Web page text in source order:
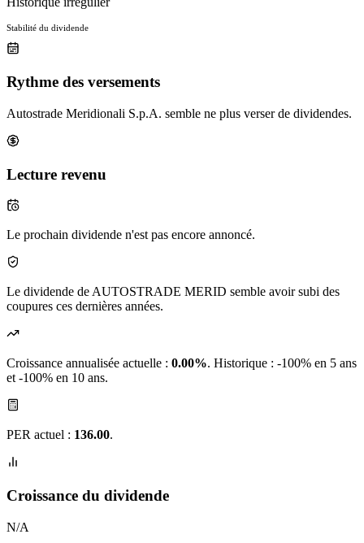
Stabilité du dividende
Rythme des versements
Autostrade Meridionali S.p.A. semble ne plus verser de dividendes.
Lecture revenu
Le prochain dividende n'est pas encore annoncé.
Le dividende de AUTOSTRADE MERID semble avoir subi des
coupures ces dernières années.
Croissance annualisée actuelle : 0.00%. Historique : -100% en 5 ans
et -100% en 10 ans.
PER actuel : 136.00.
Croissance du dividende
N/A